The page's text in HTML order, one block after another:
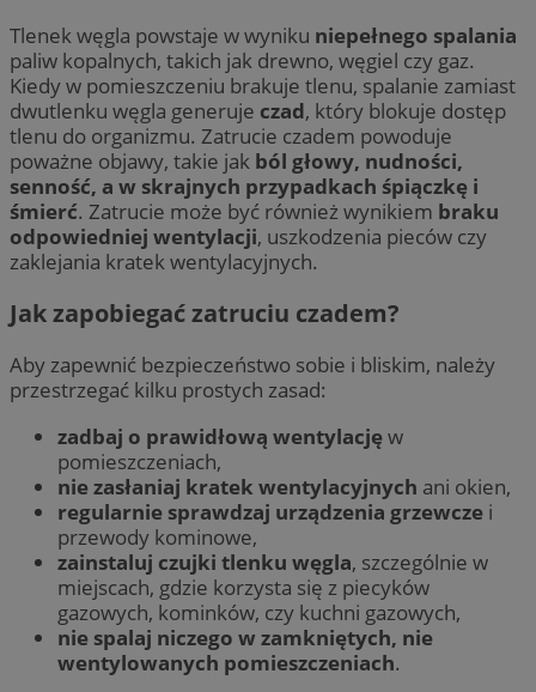
Tlenek węgla powstaje w wyniku niepełnego spalania
paliw kopalnych, takich jak drewno, węgiel czy gaz.
Kiedy w pomieszczeniu brakuje tlenu, spalanie zamiast
dwutlenku węgla generuje czad, który blokuje dostęp
tlenu do organizmu. Zatrucie czadem powoduje
poważne objawy, takie jak ból głowy, nudności,
senność, a w skrajnych przypadkach śpiączkę i
śmierć. Zatrucie może być również wynikiem braku
odpowiedniej wentylacji, uszkodzenia pieców czy
zaklejania kratek wentylacyjnych.
Jak zapobiegać zatruciu czadem?
Aby zapewnić bezpieczeństwo sobie i bliskim, należy
przestrzegać kilku prostych zasad:
zadbaj o prawidłową wentylacjęw
pomieszczeniach,
nie zasłaniaj kratek wentylacyjnych ani okien,
regularnie sprawdzaj urządzenia grzewcze i
przewody kominowe,
zainstaluj czujki tlenku węgla, szczególnie w
miejscach, gdzie korzysta się z piecyków
gazowych, kominków, czy kuchni gazowych,
nie spalaj niczego w zamkniętych, nie
wentylowanych pomieszczeniach.